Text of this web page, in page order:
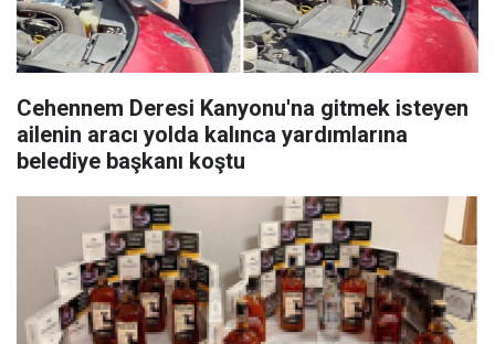
Cehennem Deresi Kanyonu'na gitmek isteyen
ailenin aracı yolda kalınca yardımlarına
belediye başkanı koştu